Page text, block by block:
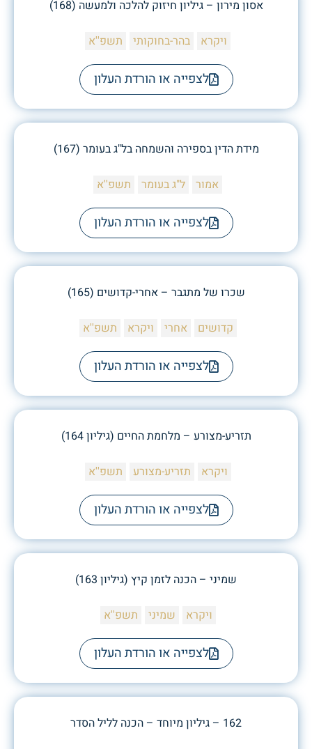
אסון מירון – גיליון חיזוק להלכה ולמעשה (168)
ויקרא בהר-בחוקותי תשפ''א
לצפייה או הורדת העלון
מידת הדין בספירה והשמחה בל"ג בעומר (167)
אמור ל"ג בעומר תשפ''א
לצפייה או הורדת העלון
שכרו של מתגבר – אחרי-קדושים (165)
קדושים אחרי ויקרא תשפ''א
לצפייה או הורדת העלון
תזריע-מצורע – מלחמת החיים (גיליון 164)
ויקרא תזריע-מצורע תשפ''א
לצפייה או הורדת העלון
שמיני – הכנה לזמן קיץ (גיליון 163)
ויקרא שמיני תשפ''א
לצפייה או הורדת העלון
162 – גיליון מיוחד – הכנה לליל הסדר